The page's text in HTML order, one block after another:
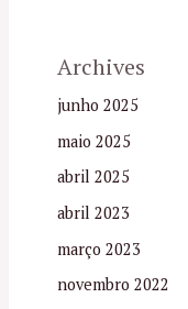
Archives
junho 2025
maio 2025
abril 2025
abril 2023
março 2023
novembro 2022